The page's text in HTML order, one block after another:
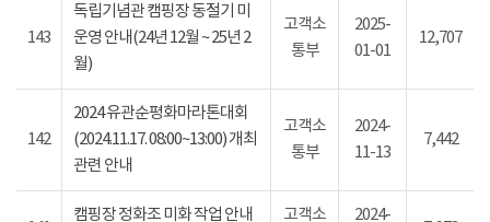
143
독립기념관 캠핑장 동절기 미
운영 안내(24년 12월 ~ 25년 2
월)
고객소
통부
2025-
01-01
12,707
142
2024 유관순평화마라톤대회
(2024.11.17. 08:00~13:00) 개최
관련 안내
고객소
통부
2024-
11-13
7,442
캠핑장 정화조 미화 작업 안내
고객소
2024-